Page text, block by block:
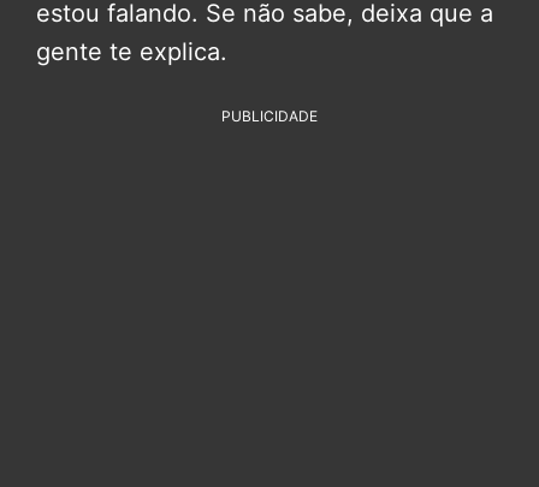
estou falando. Se não sabe, deixa que a
gente te explica.
PUBLICIDADE